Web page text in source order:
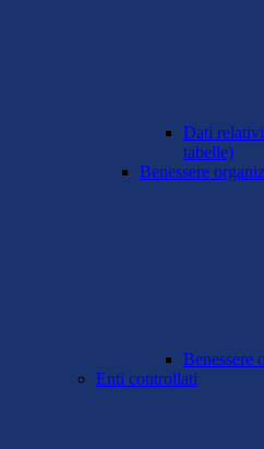
Dati
tabelle)
Benessere
Benessere
Enti controllati